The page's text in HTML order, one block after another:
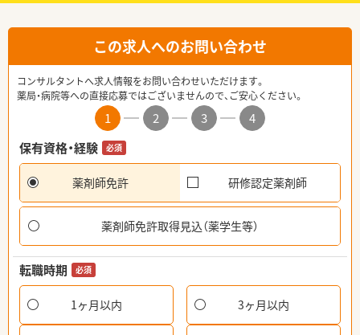
この求人へのお問い合わせ
コンサルタントへ求人情報をお問い合わせいただけます。
薬局・病院等への直接応募ではございませんので、ご安心ください。
1 2 3
4
保有資格・経験
必須
薬剤師免許 研修認定薬剤師
薬剤師免許取得見込（薬学生等）
転職時期 必須
1ヶ月以内 3ヶ月以内